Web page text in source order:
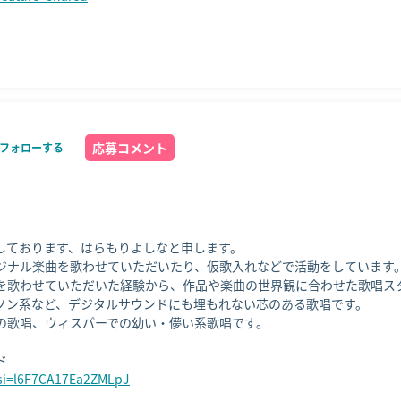
フォローする 応募コメント
おります、はらもりよしなと申します。
ル楽曲を歌わせていただいたり、仮歌入れなどで活動をしています。
わせていただいた経験から、作品や楽曲の世界観に合わせた歌唱ス
系など、デジタルサウンドにも埋もれない芯のある歌唱です。
唱、ウィスパーでの幼い・儚い系歌唱です。